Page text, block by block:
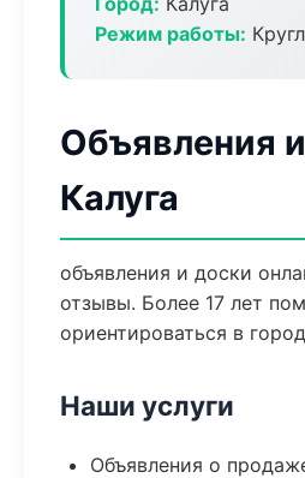
Режим работы:
Объявления
Калуга
объявления и доски
отзывы. Более 17 лет
ориентироваться в
Наши услуги
Объявления о